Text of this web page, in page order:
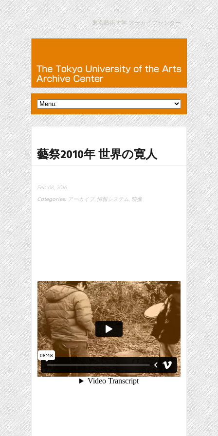
東京藝術大学 アーカイブセンター
藝祭2010年 世界の寛人
Feb 08, 2016
Categories: アーカイブ, 情報システム 映像